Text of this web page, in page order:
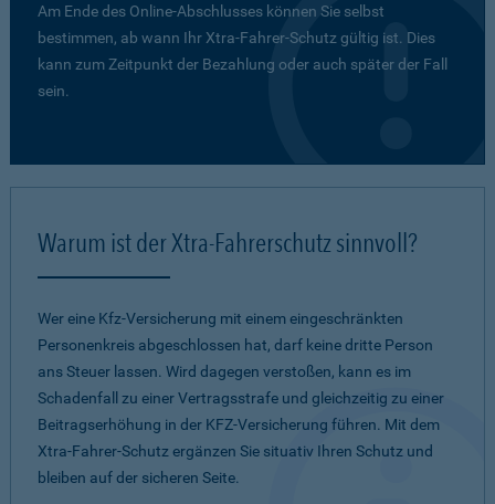
Am Ende des Online-Abschlusses können Sie selbst
bestimmen, ab wann Ihr Xtra-Fahrer-Schutz gültig ist. Dies
kann zum Zeitpunkt der Bezahlung oder auch später der Fall
sein.
Warum ist der Xtra-Fahrerschutz sinnvoll?
Wer eine Kfz-Versicherung mit einem eingeschränkten
Personenkreis abgeschlossen hat, darf keine dritte Person
ans Steuer lassen. Wird dagegen verstoßen, kann es im
Schadenfall zu einer Vertragsstrafe und gleichzeitig zu einer
Beitragserhöhung in der KFZ-Versicherung führen. Mit dem
Xtra-Fahrer-Schutz ergänzen Sie situativ Ihren Schutz und
bleiben auf der sicheren Seite.